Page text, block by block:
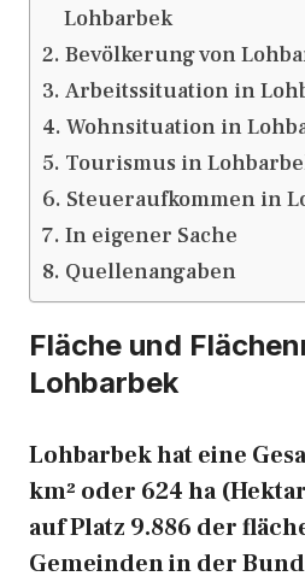
Lohbarbek
Bevölkerung von
Arbeitssituation in
Wohnsituation in
Tourismus in
Steueraufkommen in
In eigener Sache
Quellenangaben
Fläche und
Lohbarbek
Lohbarbek hat eine
km² oder 624 ha
auf Platz 9.886 der
Gemeinden in der